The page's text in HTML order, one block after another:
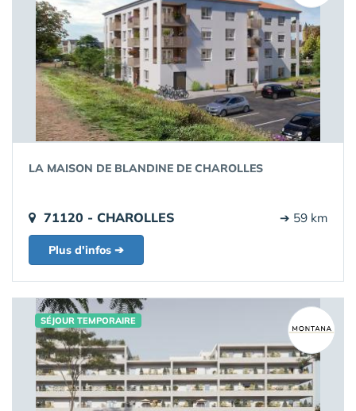
LA MAISON DE BLANDINE DE CHAROLLES
71120 - CHAROLLES ➔ 59 km
Plus d'infos ➔
SÉJOUR TEMPORAIRE